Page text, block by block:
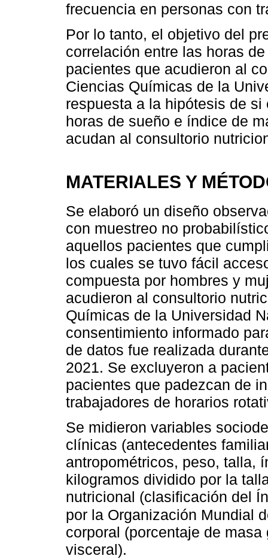
frecuencia en personas con
Por lo tanto, el objetivo del
correlación entre las horas
pacientes que acudieron al
Ciencias Químicas de la
respuesta a la hipótesis de
horas de sueño e índice de
acudan al consultorio
MATERIALES Y
Se elaboró un diseño
con muestreo no
aquellos pacientes que
los cuales se tuvo fácil
compuesta por hombres y
acudieron al consultorio
Químicas de la Universidad
consentimiento informado
de datos fue realizada
2021. Se excluyeron a
pacientes que padezcan de
trabajadores de horarios
Se midieron variables
clínicas (antecedentes
antropométricos, peso, talla,
kilogramos dividido por la
nutricional (clasificación del
por la Organización Mundial
corporal (porcentaje de
visceral).